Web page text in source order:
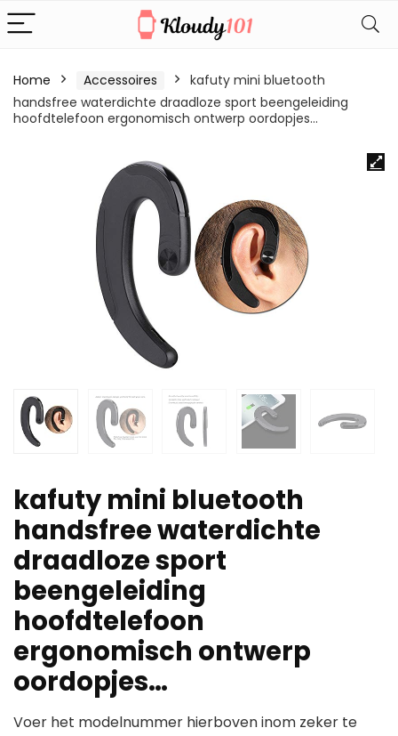
Home Accessoires
kafuty mini bluetooth
handsfree waterdichte draadloze sport beengeleiding
hoofdtelefoon ergonomisch ontwerp oordopjes…
kafuty mini bluetooth
handsfree waterdichte
draadloze sport
beengeleiding
hoofdtelefoon
ergonomisch ontwerp
oordopjes…
Voer het modelnummer hierboven inom zeker te